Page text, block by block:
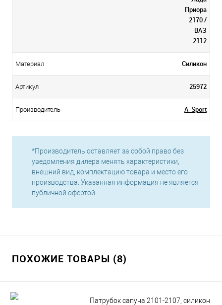
Приора
2170 /
ВАЗ
2112
Материал Силикон
Артикул 25972
Производитель A-Sport
*Производитель оставляет за собой право без
уведомления дилера менять характеристики,
внешний вид, комплектацию товара и место его
производства. Указанная информация не является
публичной офертой.
ПОХОЖИЕ ТОВАРЫ (8)
Патрубок сапуна 2101-2107, силикон